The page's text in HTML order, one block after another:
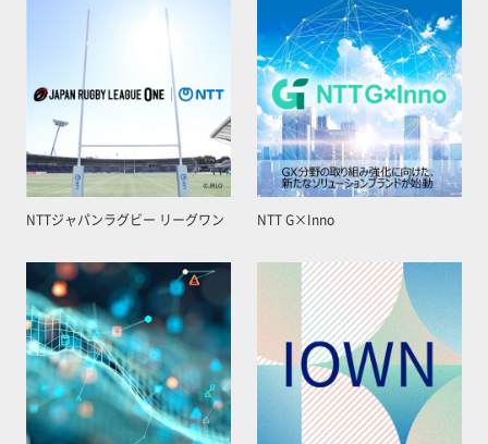
NTTジャパンラグビー リーグワン NTT G×Inno